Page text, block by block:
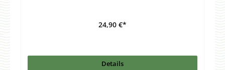
24,90 €*
Details